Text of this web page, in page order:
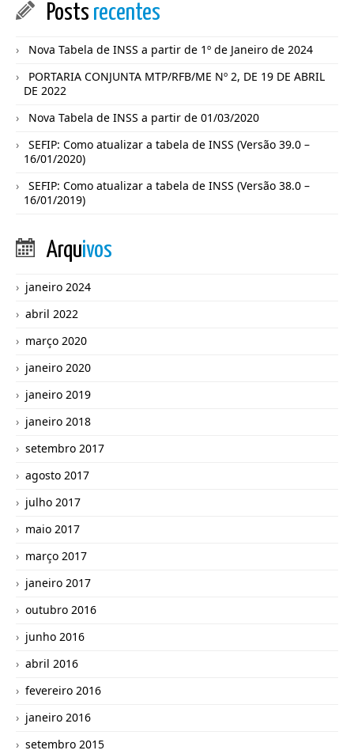
Posts recentes
Nova Tabela de INSS a partir de 1º de Janeiro de 2024
PORTARIA CONJUNTA MTP/RFB/ME Nº 2, DE 19 DE ABRIL
DE 2022
Nova Tabela de INSS a partir de 01/03/2020
SEFIP: Como atualizar a tabela de INSS (Versão 39.0 –
16/01/2020)
SEFIP: Como atualizar a tabela de INSS (Versão 38.0 –
16/01/2019)
Arquivos
janeiro 2024
abril 2022
março 2020
janeiro 2020
janeiro 2019
janeiro 2018
setembro 2017
agosto 2017
julho 2017
maio 2017
março 2017
janeiro 2017
outubro 2016
junho 2016
abril 2016
fevereiro 2016
janeiro 2016
setembro 2015